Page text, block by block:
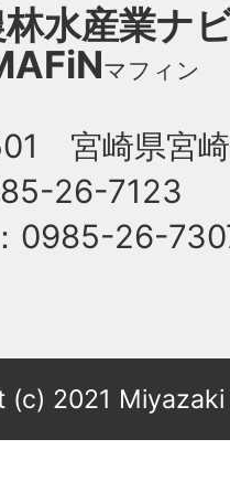
水産業ナ
マフィン
宮崎県宮崎
26-7123
：0985-26-
(c) 2021